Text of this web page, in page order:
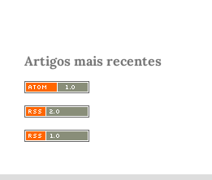
Artigos mais recentes